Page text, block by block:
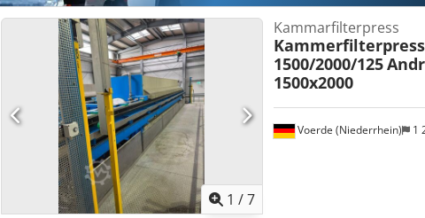
1 /7
Voerde (Niederrhein) 1
Kammarfilterpress
1500/2000/125
1500x2000